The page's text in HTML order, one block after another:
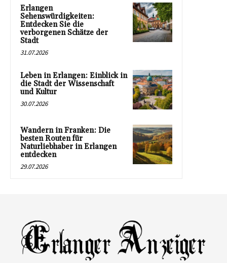
Erlangen
Sehenswürdigkeiten:
Entdecken Sie die
verborgenen Schätze der
Stadt
31.07.2026
Leben in Erlangen: Einblick in
die Stadt der Wissenschaft
und Kultur
30.07.2026
Wandern in Franken: Die
besten Routen für
Naturliebhaber in Erlangen
entdecken
29.07.2026